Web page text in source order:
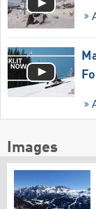
Images